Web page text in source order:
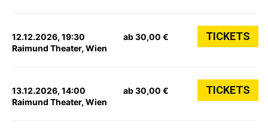
12.12.2026, 19:30
Raimund Theater, Wien
ab 30,00 € TICKETS
13.12.2026, 14:00
Raimund Theater, Wien
ab 30,00 € TICKETS